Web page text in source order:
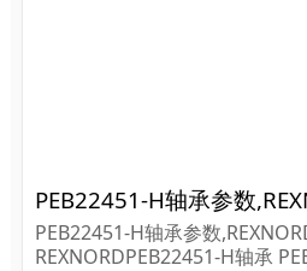
PEB22451-H轴承参数
REXNORDPEB22451-H轴承